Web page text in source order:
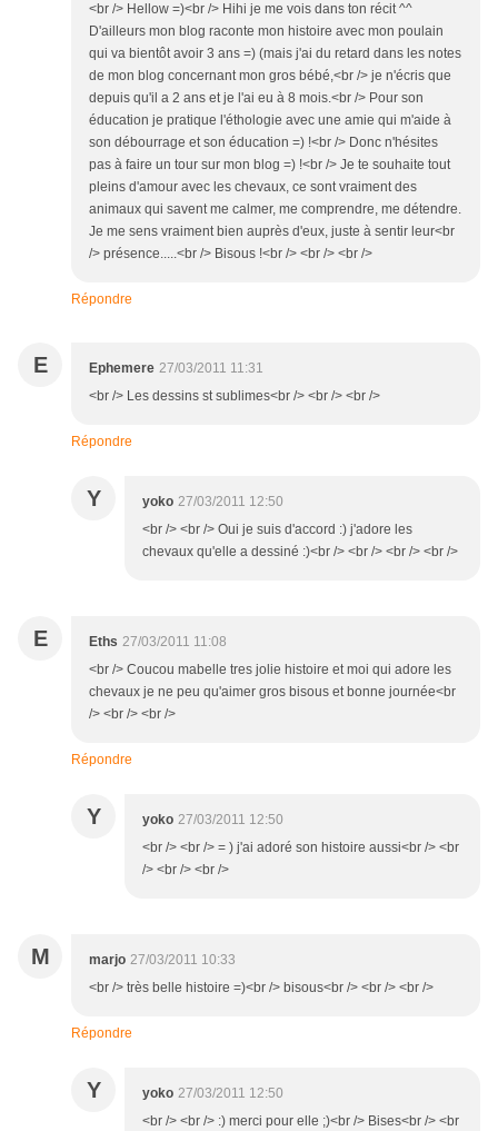
<br /> Hellow =)<br /> Hihi je me vois dans ton récit ^^
D'ailleurs mon blog raconte mon histoire avec mon poulain
qui va bientôt avoir 3 ans =) (mais j'ai du retard dans les notes
de mon blog concernant mon gros bébé,<br /> je n'écris que
depuis qu'il a 2 ans et je l'ai eu à 8 mois.<br /> Pour son
éducation je pratique l'éthologie avec une amie qui m'aide à
son débourrage et son éducation =) !<br /> Donc n'hésites
pas à faire un tour sur mon blog =) !<br /> Je te souhaite tout
pleins d'amour avec les chevaux, ce sont vraiment des
animaux qui savent me calmer, me comprendre, me détendre.
Je me sens vraiment bien auprès d'eux, juste à sentir leur<br
/> présence.....<br /> Bisous !<br /> <br /> <br />
Répondre
E Ephemere 27/03/2011 11:31
<br /> Les dessins st sublimes<br /> <br /> <br />
Répondre
Y yoko 27/03/2011 12:50
<br /> <br /> Oui je suis d'accord :) j'adore les
chevaux qu'elle a dessiné :)<br /> <br /> <br /> <br />
E Eths 27/03/2011 11:08
<br /> Coucou mabelle tres jolie histoire et moi qui adore les
chevaux je ne peu qu'aimer gros bisous et bonne journée<br
/> <br /> <br />
Répondre
Y yoko 27/03/2011 12:50
<br /> <br /> = ) j'ai adoré son histoire aussi<br /> <br
/> <br /> <br />
M marjo 27/03/2011 10:33
<br /> très belle histoire =)<br /> bisous<br /> <br /> <br />
Répondre
Y yoko 27/03/2011 12:50
<br /> <br /> :) merci pour elle ;)<br /> Bises<br /> <br